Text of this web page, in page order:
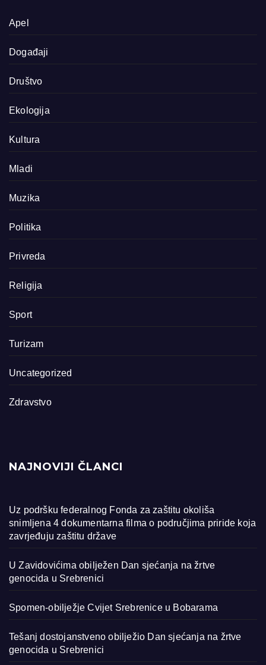
Apel
Događaji
Društvo
Ekologija
Kultura
Mladi
Muzika
Politika
Privreda
Religija
Sport
Turizam
Uncategorized
Zdravstvo
NAJNOVIJI ČLANCI
Uz podršku federalnog Fonda za zaštitu okoliša
snimljena 4 dokumentarna filma o područjima priride koja
zavrjeđuju zaštitu države
U Zavidovićima obilježen Dan sjećanja na žrtve
genocida u Srebrenici
Spomen-obilježje Cvijet Srebrenice u Bobarama
Tešanj dostojanstveno obilježio Dan sjećanja na žrtve
genocida u Srebrenici